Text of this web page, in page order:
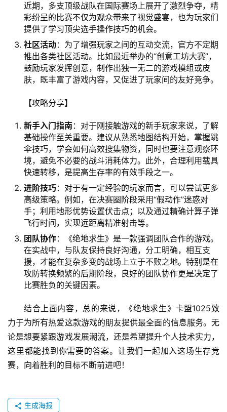
近期，多支顶级战队在国际赛场上展开了激烈争夺，精
彩纷呈的比赛不仅为观众带来了视觉盛宴，也为玩家们
提供了学习顶尖选手操作技巧的机会。
社区活动：为了增强玩家之间的互动交流，官方不定期
推出各类社区活动。比如最近举办的“创意工坊大赛”，
鼓励玩家发挥创意，制作出独一无二的游戏模组或皮
肤，既丰富了游戏内容，又促进了玩家间的友好竞争。
【攻略分享】
新手入门指南：对于刚接触游戏的新手玩家来说，了解
基础操作至关重要。建议从熟悉地图结构开始，掌握跳
伞技巧，学会如何高效搜集物资，同时也要注意观察环
境，避免不必要的战斗消耗体力。此外，合理利用载具
快速转移，是提高生存率的有效手段之一。
进阶技巧：对于有一定经验的玩家而言，可以尝试更多
高级策略。例如，在决赛圈阶段采用“假动作”迷惑对
手；利用地形优势设置伏击点；以及通过精确计算子弹
飞行时间，实现远距离精准射击等。
团队协作：《绝地求生》是一款强调团队合作的游戏。
在实战中，与队友保持良好沟通，分工明确，相互支
援，才能在复杂多变的战场上立于不败之地。特别是在
攻防转换频繁的后期阶段，良好的团队协作更是决定了
比赛胜负的关键因素。
结合上面内容，总的来说，《绝地求生》卡盟1025致
力于为所有热爱这款游戏的朋友提供最全面的信息服务。无
论是想要紧跟游戏发展潮流，还是希望提升个人技术实力，
这里都能找到你需要的答案。让我们一起加入这场生存竞
赛，向着胜利的目标不断前进吧！
生成海报